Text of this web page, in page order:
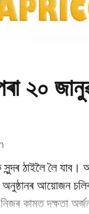
২০
ঠাইলৈ লৈ যাব।
আয়োজন
কামত দক্ষতা